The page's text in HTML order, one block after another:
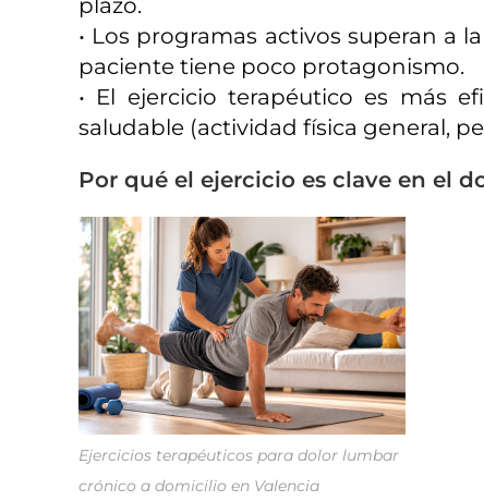
plazo.
• Los programas activos superan a
paciente tiene poco protagonismo.
• El ejercicio terapéutico es más
saludable (actividad física general,
Por qué el ejercicio es clave en el
Ejercicios terapéuticos para dolor lumbar
crónico a domicilio en Valencia